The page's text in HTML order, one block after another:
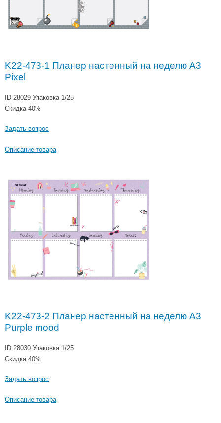
K22-473-1 Планер настенный на неделю A3
Pixel
ID 28029 Упаковка 1/25
Скидка 40%
Задать вопрос
Описание товара
K22-473-2 Планер настенный на неделю A3
Purple mood
ID 28030 Упаковка 1/25
Скидка 40%
Задать вопрос
Описание товара